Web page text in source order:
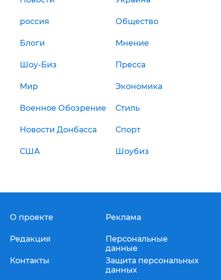
россия Общество
Блоги Мнение
Шоу-Биз Пресса
Мир Экономика
Военное Обозрение Стиль
Новости Донбасса Спорт
США Шоубиз
О проекте
Редакция
Контакты
Реклама
Персональные
данные
Защита персональных
данных